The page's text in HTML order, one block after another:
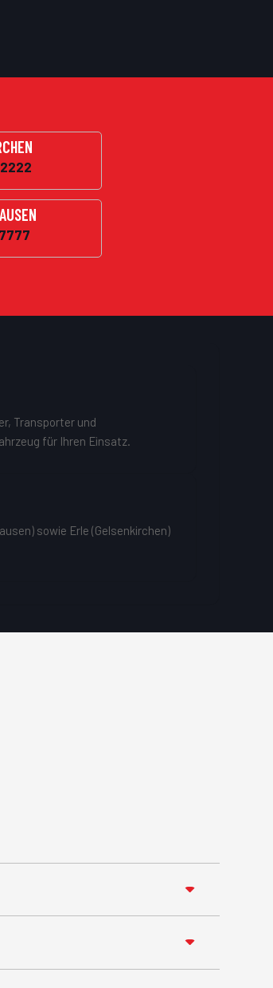
Transporter und
für Ihren Einsatz.
sowie Erle (Gelsenkirchen)